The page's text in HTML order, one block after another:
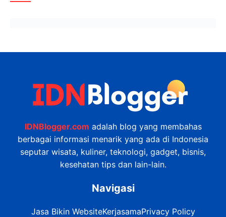
IDNBlogger.com adalah blog yang membahas
berbagai informasi menarik yang ada di Indonesia
seputar wisata, kuliner, teknologi, gadget, bisnis,
kesehatan tips dan lain-lain.
Navigasi
Jasa Bikin WebsiteKerjasamaPrivacy Policy